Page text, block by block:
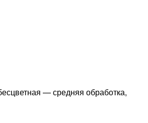
— средняя обработка,